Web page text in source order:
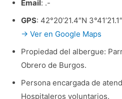
Email: .-
GPS: 42°20’21.4″N
→ Ver en Google Maps
Propiedad del albergue:
Obrero de Burgos.
Persona encargada de
Hospitaleros voluntarios.